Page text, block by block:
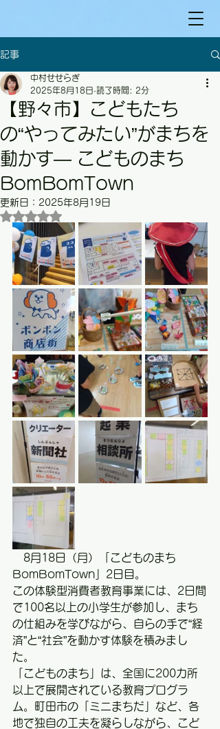
記事
【野々市】こどもたち
の“やってみたい”がまちを
動かす― こどものまち
BomBomTown
中村せせらぎ
2025年8月18日 読了時間: 2分
更新日： 2025年8月19日
5つ星のうちNaNと評価されています。
8月18日（月）「こどものまち
BomBomTown」2日目。
この体験型消費者教育事業には、2日間
で100名以上の小学生が参加し、まち
の仕組みを学びながら、自らの手で“経
済”と“社会”を動かす体験を積みまし
た。
「こどものまち」は、全国に200カ所
以上で展開されている教育プログラ
ム。町田市の「ミニまちだ」など、各
地で独自の工夫を凝らしながら、こど